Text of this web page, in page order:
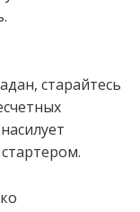
старайтесь